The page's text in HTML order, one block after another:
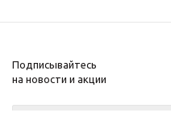
Подписывайтесь
на новости и акции